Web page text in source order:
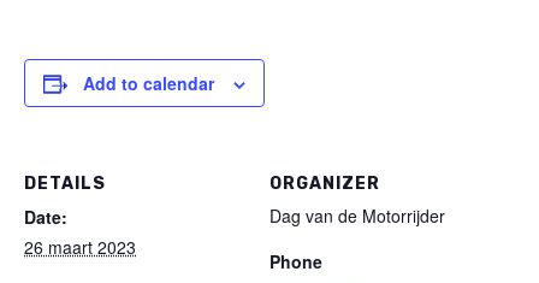
Add to calendar
DETAILS
Date:
26 maart 2023
ORGANIZER
Dag van de Motorrijder
Phone